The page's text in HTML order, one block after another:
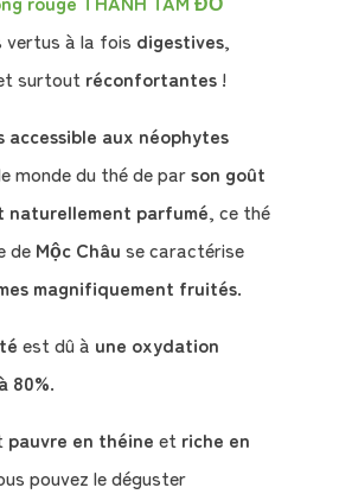
vertus à la fois digestives,
surtout réconfortantes!
accessible aux néophytes
monde du thé de parson goût
naturellement parfumé, ce thé
de Mộc Châu se caractérise
magnifiquement fruités.
est dû à une oxydation
80%.
pauvre en théine et riche en
pouvez le déguster